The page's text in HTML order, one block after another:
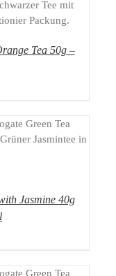
Tea 50g –
Jasmine 40g